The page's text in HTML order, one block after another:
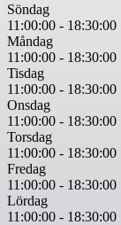
Söndag
11:00:00 - 18:30:00
Måndag
11:00:00 - 18:30:00
Tisdag
11:00:00 - 18:30:00
Onsdag
11:00:00 - 18:30:00
Torsdag
11:00:00 - 18:30:00
Fredag
11:00:00 - 18:30:00
Lördag
11:00:00 - 18:30:00